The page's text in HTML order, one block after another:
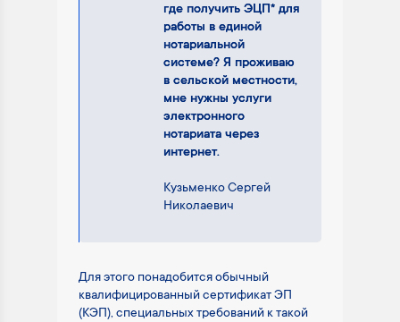
где получить ЭЦП* для
работы в единой
нотариальной
системе? Я проживаю
в сельской местности,
мне нужны услуги
электронного
нотариата через
интернет.
Кузьменко Сергей
Николаевич
Для этого понадобится обычный
квалифицированный сертификат ЭП
(КЭП), специальных требований к такой